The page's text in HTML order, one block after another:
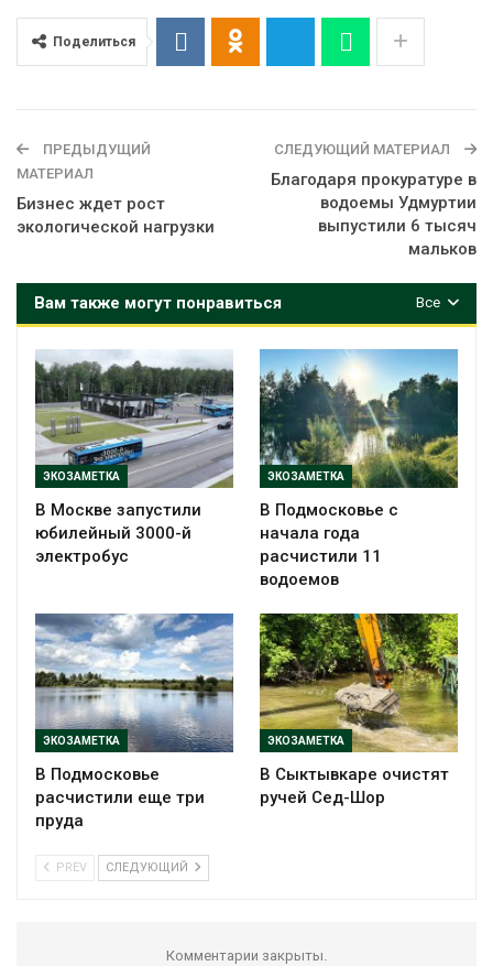
Поделиться
ПРЕДЫДУЩИЙ
МАТЕРИАЛ
Бизнес ждет рост
экологической нагрузки
СЛЕДУЮЩИЙ МАТЕРИАЛ
Благодаря прокуратуре в
водоемы Удмуртии
выпустили 6 тысяч
мальков
Все
Вам также могут понравиться
ЭКОЗАМЕТКА
В Москве запустили
юбилейный 3000-й
электробус
ЭКОЗАМЕТКА
В Подмосковье с
начала года
расчистили 11
водоемов
ЭКОЗАМЕТКА
В Подмосковье
расчистили еще три
пруда
ЭКОЗАМЕТКА
В Сыктывкаре очистят
ручей Сед-Шор
PREV СЛЕДУЮЩИЙ
Комментарии закрыты.